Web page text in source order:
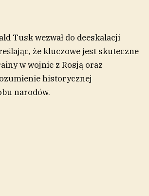
Tusk wezwał do deeskalacji
że kluczowe jest skuteczne
w wojnie z Rosją oraz
historycznej
narodów.